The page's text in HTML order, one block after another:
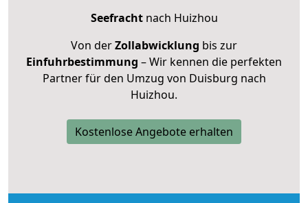
Seefrachtnach Huizhou
Von derZollabwicklung bis zur
Einfuhrbestimmung – Wir kennen die perfekten
Partner für den Umzug von Duisburg nach
Huizhou.
Kostenlose Angebote erhalten